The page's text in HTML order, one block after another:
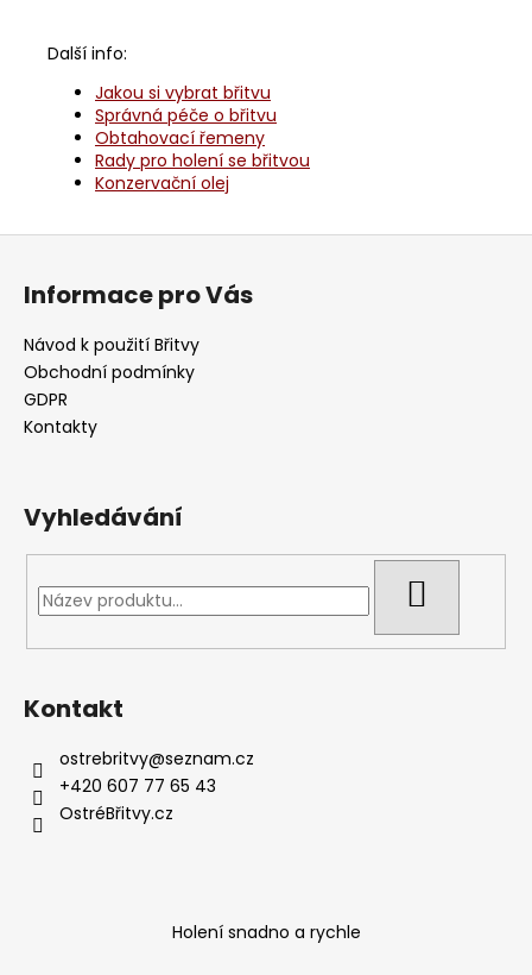
Další info:
Jakou si vybrat břitvu
Správná péče o břitvu
Obtahovací řemeny
Rady pro holení se břitvou
Konzervační olej
Z
Informace pro Vás
Návod k použití Břitvy
Obchodní podmínky
GDPR
Kontakty
Vyhledávání
Kontakt
ostrebritvy@seznam.cz
+420 607 77 65 43
OstréBřitvy.cz
Holení snadno a rychle